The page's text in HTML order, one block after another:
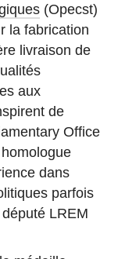
(Opecst)
la fabrication
livraison de
aux
de
Office
dans
parfois
LREM